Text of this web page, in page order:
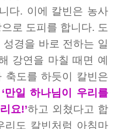
다. 이에 칼빈은 농사
로 도피를 합니다. 도
경을 바로 전하는 일
강연을 마칠 때면 예
축도를 하듯이 칼빈은
‘만일 하나님이 우리를
요!’하고 외쳤다고 합
리도 칼빈처럼 아침마